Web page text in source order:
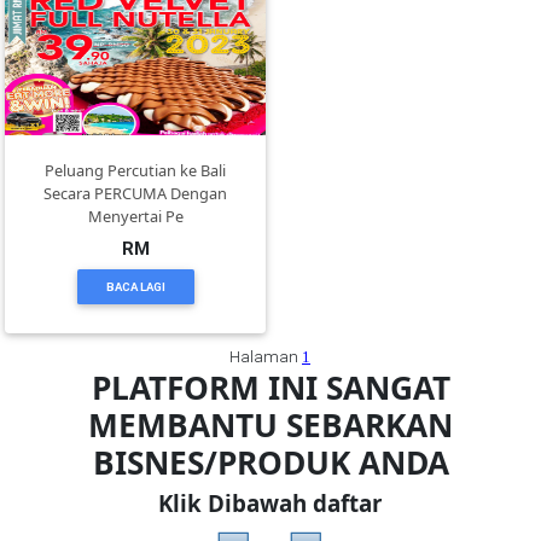
Peluang Percutian ke Bali
Secara PERCUMA Dengan
Menyertai Pe
RM
BACA LAGI
Halaman 1
PLATFORM INI SANGAT
MEMBANTU SEBARKAN
BISNES/PRODUK ANDA
Klik Dibawah daftar
FESYEN
WANITA(0)
KECANTIKAN(7)
LELAKI(0)
WANGI(8)
PENDIDIKAN(19)